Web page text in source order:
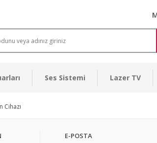
Ses Sistemi Lazer TV
Cihazı
E-POSTA